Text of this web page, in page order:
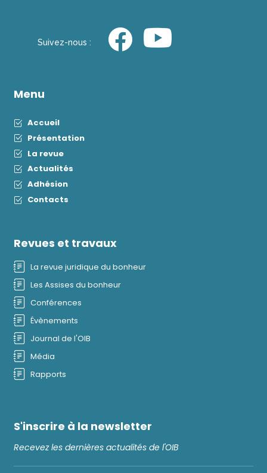
Suivez-nous :
Menu
Accueil
Présentation
La revue
Actualités
Adhésion
Contacts
Revues et travaux
La revue juridique du bonheur
Les Assises du bonheur
Conférences
Évènements
Journal de l'OIB
Média
Rapports
S'inscrire à la newsletter
Recevez les dernières actualités de l'OIB